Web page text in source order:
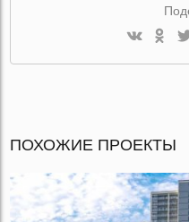
ПОХОЖИЕ ПРОЕКТЫ